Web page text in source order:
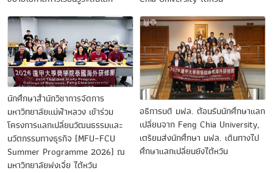
นักศึกษาสำนักวิชาการจัดการ
มหาวิทยาลัยแม่ฟ้าหลวง เข้าร่วม
โครงการแลกเปลี่ยนวัฒนธรรมและ
นวัตกรรมทางธุรกิจ (MFU–FCU
Summer Programme 2026) ณ
มหาวิทยาลัยฟงเจี่ย ไต้หวัน
อธิการบดี มฟล. ต้อนรับนักศึกษาแลก
เปลี่ยนจาก Feng Chia University,
เตรียมส่งนักศึกษา มฟล. เดินทางไป
ศึกษาแลกเปลี่ยนยังไต้หวัน